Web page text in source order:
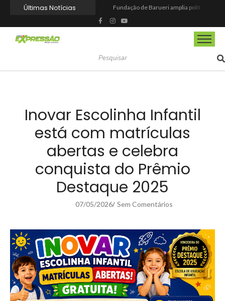
Últimas Notícias
Itapevi melhora nota no IDEB 2025 e registra maior evolução educacional da região
Prefeitura de Mairinque promove palestra em alusão ao Agosto Lilás no CRAS Vila Barreto
Banco do Povo Paulista oferece crédito para impulsionar empreendedores de Mairinque
Inovar Escolinha Infantil
está com matrículas
abertas e celebra
conquista do Prêmio
Destaque 2025
07/05/2026/ Sem Comentários